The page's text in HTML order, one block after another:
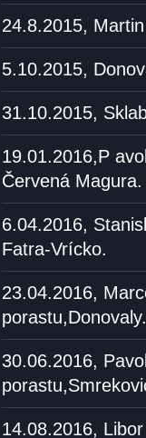
24.8.2015,
5.10.2015,
31.10.2015,
19.01.2016,P
Červená Magura.
6.04.2016,
Fatra-Vrícko.
23.04.2016,
porastu,Donovaly.
30.06.2016,
14.08.2016,